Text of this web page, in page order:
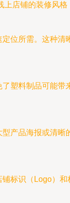
店铺的装修风格
位所需。这种清
塑料制品可能带
产品海报或清晰
标识（Logo）